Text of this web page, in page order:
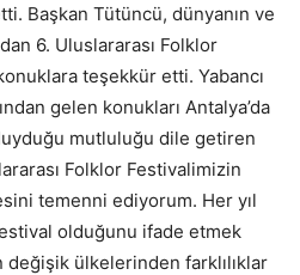
Başkan Tütüncü, dünyanın ve
6. Uluslararası Folklor
teşekkür etti. Yabancı
gelen konukları Antalya’da
mutluluğu dile getiren
Folklor Festivalimizin
temenni ediyorum. Her yıl
olduğunu ifade etmek
değişik ülkelerinden farklılıklar